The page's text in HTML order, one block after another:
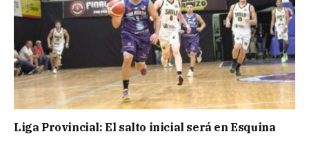
Liga Provincial: El salto inicial será en Esquina